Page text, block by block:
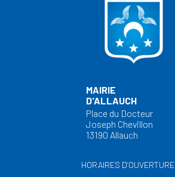
MAIRIE
D'ALLAUCH
Place du Docteur
Joseph Chevillon
13190 Allauch
HORAIRES D’OUVERTURE